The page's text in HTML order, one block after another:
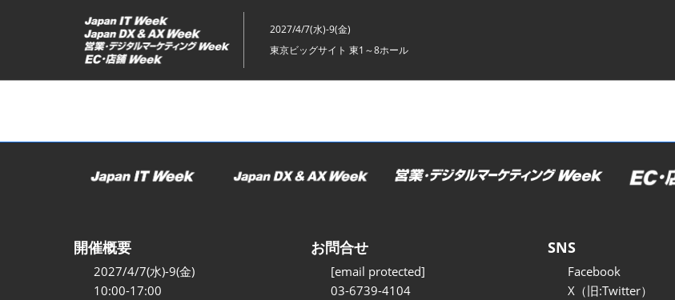
ッ
2027/4/7(水)-9(金)
東京ビッグサイト 東1～8ホール
開催概要
2027/4/7(水)-9(金)
10:00-17:00
お問合せ
[email protected]
03-6739-4104
SNS
Facebook
X（旧:Twitter）